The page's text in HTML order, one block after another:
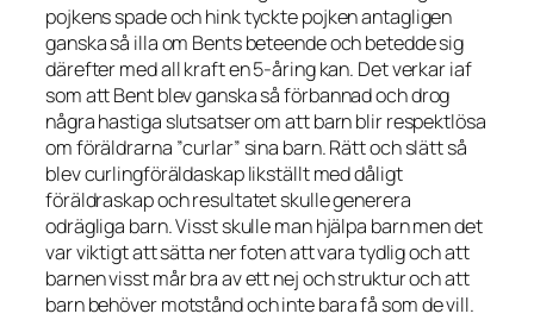
pojkens spade och hink tyckte pojken antagligen
ganska så illa om Bents beteende och betedde sig
därefter med all kraft en 5-åring kan. Det verkar iaf
som att Bent blev ganska så förbannad och drog
några hastiga slutsatser om att barn blir respektlösa
om föräldrarna ”curlar” sina barn. Rätt och slätt så
blev curlingföräldaskap likställt med dåligt
föräldraskap och resultatet skulle generera
odrägliga barn. Visst skulle man hjälpa barn men det
var viktigt att sätta ner foten att vara tydlig och att
barnen visst mår bra av ett nej och struktur och att
barn behöver motstånd och inte bara få som de vill.